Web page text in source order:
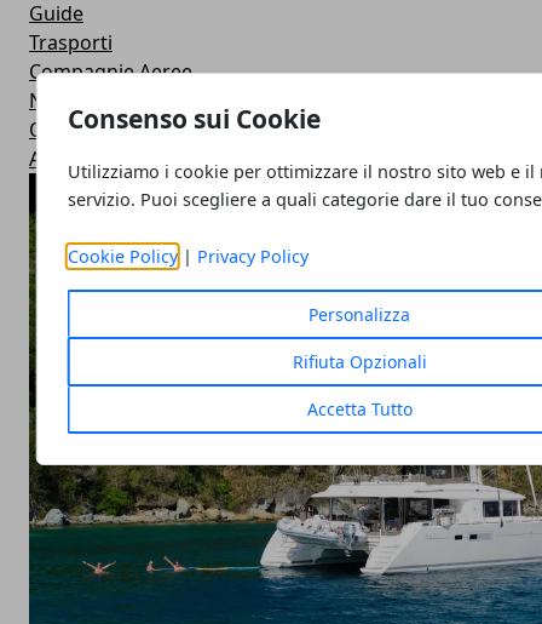
Consenso sui Cookie
Utilizziamo i cookie per ottimizzare il nostro sito web e il
servizio. Puoi scegliere a quali categorie dare il tuo
Cookie Policy| Privacy Policy
Personalizza
Rifiuta Opzionali
Accetta Tutto
Guide
Trasporti
Compagnie Aeree
Notizie
Offerte
Alloggi
ARTICOLI POPOLARI